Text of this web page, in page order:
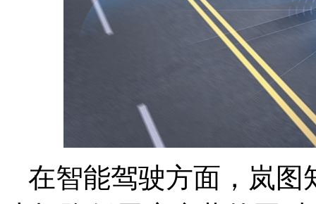
在智能驾驶方面，岚图